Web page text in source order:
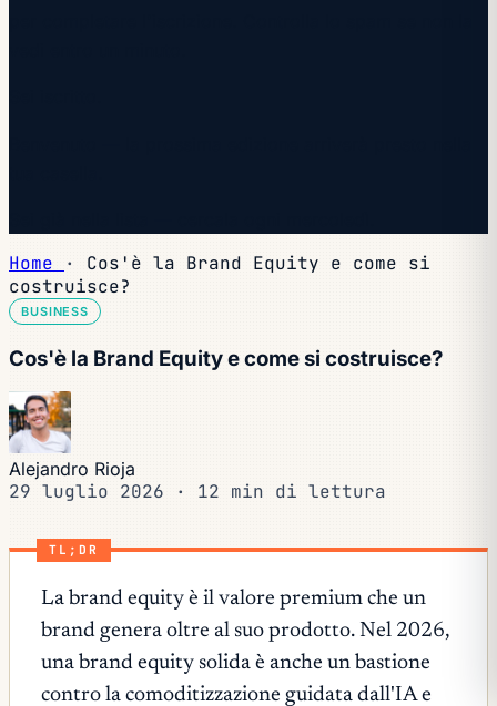
Home ·
Cos'è la Brand Equity e come si
costruisce?
BUSINESS
Cos'è la Brand Equity e come si costruisce?
Alejandro Rioja
29 luglio 2026 · 12 min di lettura
TL;DR
La brand equity è il valore premium che un
brand genera oltre al suo prodotto. Nel 2026,
una brand equity solida è anche un bastione
contro la comoditizzazione guidata dall'IA e